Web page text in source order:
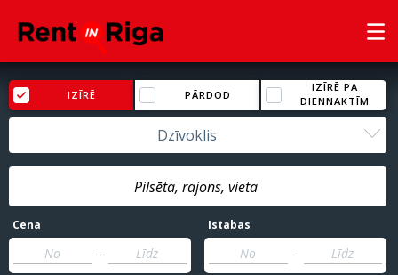
IZĪRĒ PĀRDOD
IZĪRĒ PA
DIENNAKTĪM
Dzīvoklis
Cena
-
Istabas
-